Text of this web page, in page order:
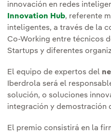
innovación en redes
Innovation Hub, referente
inteligentes, a través de la
Co-Working entre técnicos
Startups y diferentes
El equipo de expertos del
Iberdrola será el
solución, o soluciones
integración y demostración
El premio consistirá en la